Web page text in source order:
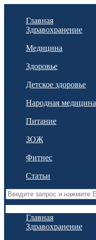
Главная
Здравохранение
Медицина
Здоровье
Детское здоровье
Народная медицина
Питание
ЗОЖ
Фитнес
Статьи
Главная
Здравохранение